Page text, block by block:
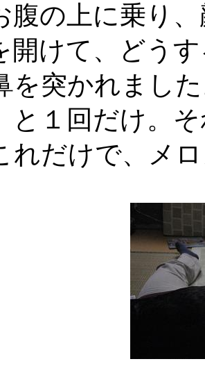
の上に乗り
けて、どう
を突かれまし
１回だけ。
だけで、メ